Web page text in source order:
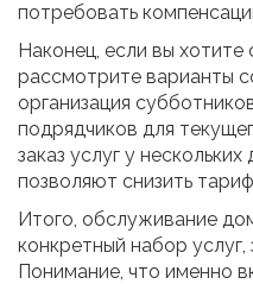
потребовать
Наконец, если вы хотите
рассмотрите варианты
организация
подрядчиков для
заказ услуг у
позволяют снизить
Итого, обслуживание
конкретный набор
Понимание, что именно